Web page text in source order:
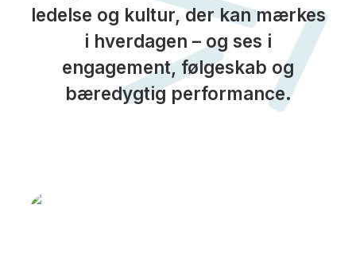
ledelse og kultur, der kan mærkes
i hverdagen – og ses i
engagement, følgeskab og
bæredygtig performance.